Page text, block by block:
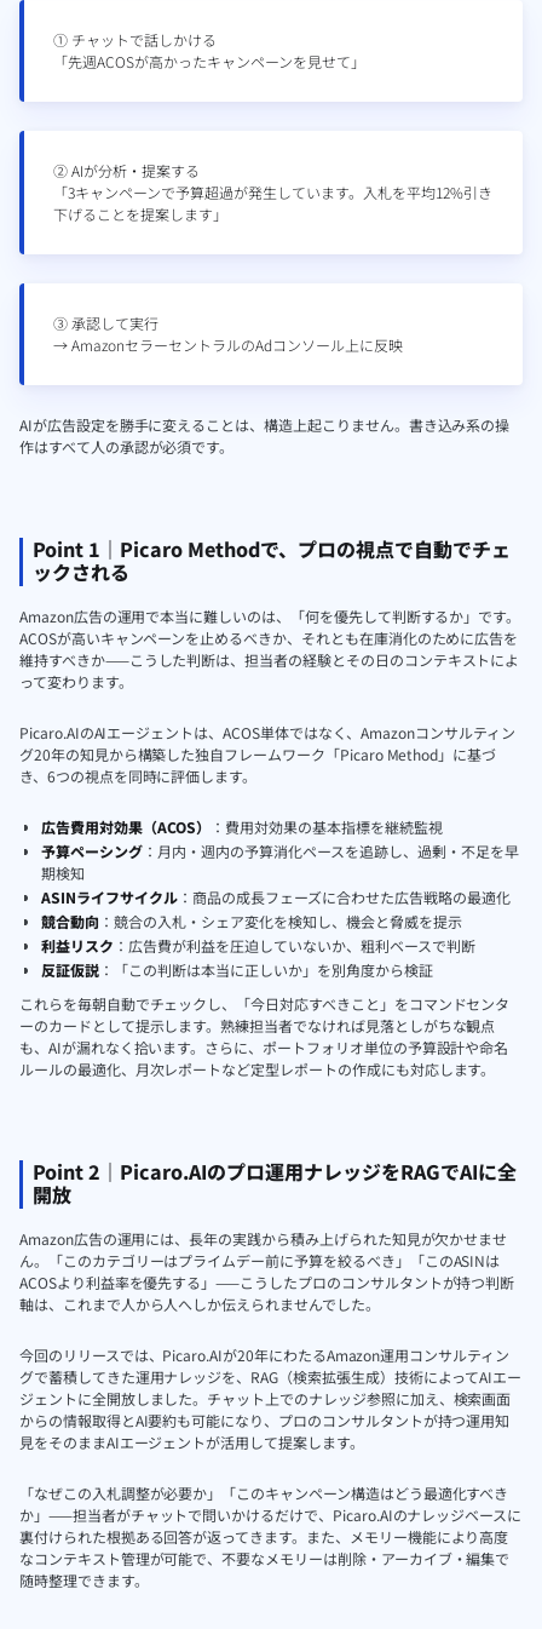
① チャットで話しかける
「先週ACOSが高かったキャンペーンを見せて」
② AIが分析・提案する
「3キャンペーンで予算超過が発生しています。入札を平均12%引き
下げることを提案します」
③ 承認して実行
→ AmazonセラーセントラルのAdコンソール上に反映
AIが広告設定を勝手に変えることは、構造上起こりません。書き込み系の操
作はすべて人の承認が必須です。
Point 1｜Picaro Methodで、プロの視点で自動でチェ
ックされる
Amazon広告の運用で本当に難しいのは、「何を優先して判断するか」です。
ACOSが高いキャンペーンを止めるべきか、それとも在庫消化のために広告を
維持すべきか——こうした判断は、担当者の経験とその日のコンテキストによ
って変わります。
Picaro.AIのAIエージェントは、ACOS単体ではなく、Amazonコンサルティン
グ20年の知見から構築した独自フレームワーク「Picaro Method」に基づ
き、6つの視点を同時に評価します。
広告費用対効果（ACOS）
：費用対効果の基本指標を継続監視
予算ペーシング ：月内・週内の予算消化ペースを追跡し、過剰・不足を早
期検知
ASINライフサイクル ：商品の成長フェーズに合わせた広告戦略の最適化
競合動向 ：競合の入札・シェア変化を検知し、機会と脅威を提示
利益リスク ：広告費が利益を圧迫していないか、粗利ベースで判断
反証仮説 ：「この判断は本当に正しいか」を別角度から検証
これらを毎朝自動でチェックし、「今日対応すべきこと」をコマンドセンタ
ーのカードとして提示します。熟練担当者でなければ見落としがちな観点
も、AIが漏れなく拾います。さらに、ポートフォリオ単位の予算設計や命名
ルールの最適化、月次レポートなど定型レポートの作成にも対応します。
Point 2｜Picaro.AIのプロ運用ナレッジをRAGでAIに全
開放
Amazon広告の運用には、長年の実践から積み上げられた知見が欠かせませ
ん。「このカテゴリーはプライムデー前に予算を絞るべき」「このASINは
ACOSより利益率を優先する」——こうしたプロのコンサルタントが持つ判断
軸は、これまで人から人へしか伝えられませんでした。
今回のリリースでは、Picaro.AIが20年にわたるAmazon運用コンサルティン
グで蓄積してきた運用ナレッジを、RAG（検索拡張生成）技術によってAIエー
ジェントに全開放しました。チャット上でのナレッジ参照に加え、検索画面
からの情報取得とAI要約も可能になり、プロのコンサルタントが持つ運用知
見をそのままAIエージェントが活用して提案します。
「なぜこの入札調整が必要か」「このキャンペーン構造はどう最適化すべき
か」——担当者がチャットで問いかけるだけで、Picaro.AIのナレッジベースに
裏付けられた根拠ある回答が返ってきます。また、メモリー機能により高度
なコンテキスト管理が可能で、不要なメモリーは削除・アーカイブ・編集で
随時整理できます。